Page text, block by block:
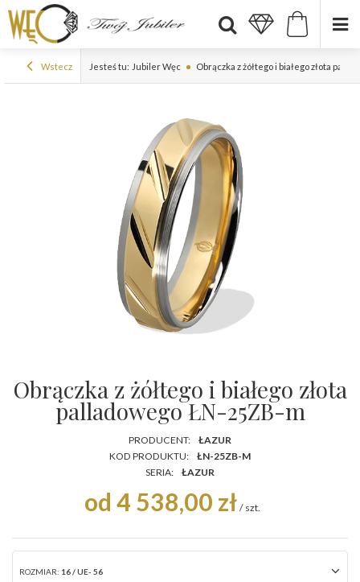
Wstecz Jesteś tu: Jubiler Węc Obrączka z żółtego i białego złota
Obrączka z żółtego i białego złota
palladowego ŁN-25ZB-m
PRODUCENT:
ŁAZUR
KOD PRODUKTU:
ŁN-25ZB-M
SERIA:
ŁAZUR
od 4 538,00 zł / szt.
ROZMIAR: 16 / UE- 56